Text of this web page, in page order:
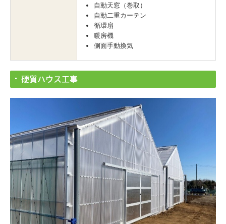
自動天窓（巻取）
自動二重カーテン
循環扇
暖房機
側面手動換気
硬質ハウス工事